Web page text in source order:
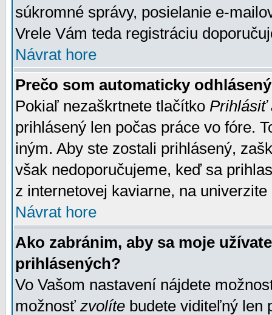
súkromné správy, posielanie e-
Vrele Vám teda registráciu
Návrat hore
Prečo som automaticky
Pokiaľ nezaškrtnete tlačítko Prihlásiť
prihlásený len počas práce vo fóre.
iným. Aby ste zostali prihlásený,
však nedoporučujeme, keď sa
z internetovej kaviarne, na univerzite
Návrat hore
Ako zabránim, aby sa moje
prihlásených?
Vo Vašom nastavení nájdete
možnosť zvolíte budete viditeľný len